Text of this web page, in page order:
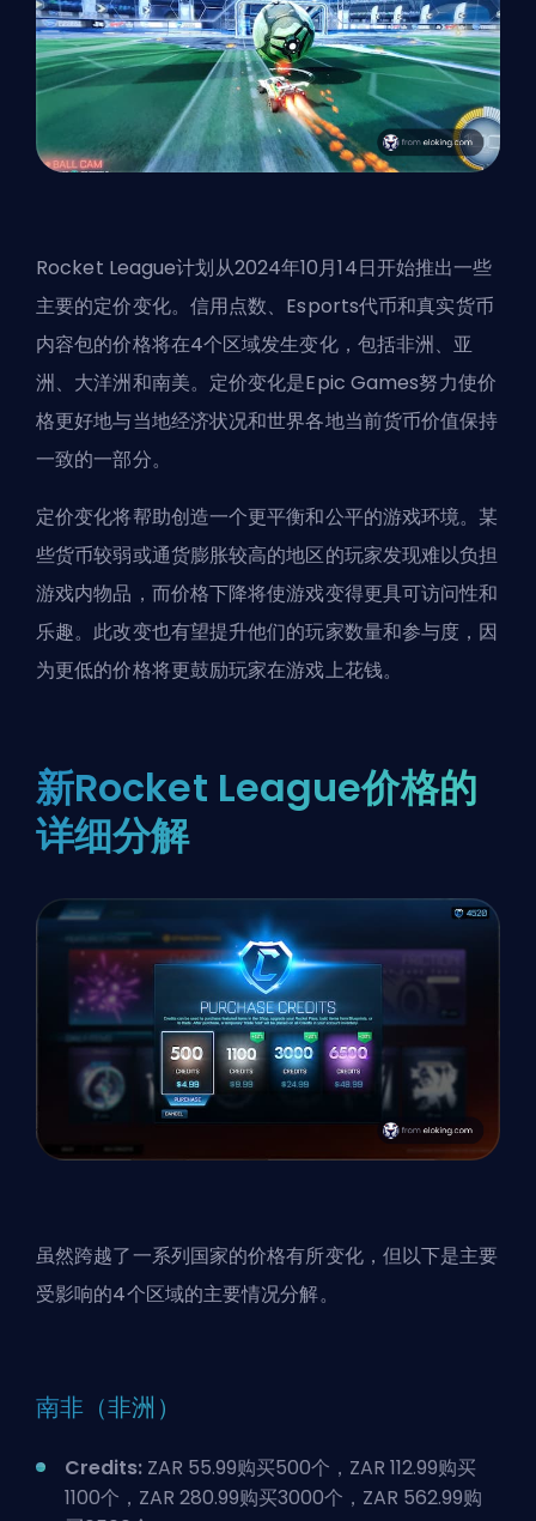
Rocket League计划从2024年10月14日开始推出一些
主要的定价变化。信用点数、Esports代币和真实货币
内容包的价格将在4个区域发生变化，包括非洲、亚
洲、大洋洲和南美。定价变化是Epic Games努力使价
格更好地与当地经济状况和世界各地当前货币价值保持
一致的一部分。
定价变化将帮助创造一个更平衡和公平的游戏环境。某
些货币较弱或通货膨胀较高的地区的玩家发现难以负担
游戏内物品，而价格下降将使游戏变得更具可访问性和
乐趣。此改变也有望提升他们的玩家数量和参与度，因
为更低的价格将更鼓励玩家在游戏上花钱。
新Rocket League价格的
详细分解
虽然跨越了一系列国家的价格有所变化，但以下是主要
受影响的4个区域的主要情况分解。
南非（非洲）
Credits: ZAR 55.99购买500个，ZAR 112.99购买
1100个，ZAR 280.99购买3000个，ZAR 562.99购